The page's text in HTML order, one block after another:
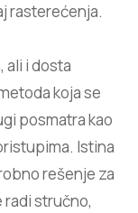
rasterećenja.
ali i dosta
koja se
posmatra kao
Istina
rešenje za
radi stručno,